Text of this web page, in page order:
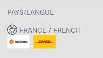
PAYS/LANGUE
FRANCE / FRENCH